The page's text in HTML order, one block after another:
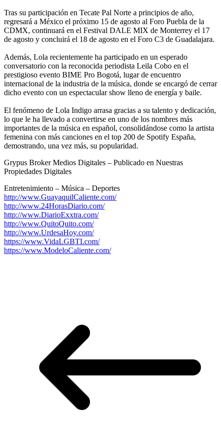
Tras su participación en Tecate Pal Norte a principios de año,
regresará a México el próximo 15 de agosto al Foro Puebla de la
CDMX, continuará en el Festival DALE MIX de Monterrey el 17
de agosto y concluirá el 18 de agosto en el Foro C3 de Guadalajara.
Además, Lola recientemente ha participado en un esperado
conversatorio con la reconocida periodista Leila Cobo en el
prestigioso evento BIME Pro Bogotá, lugar de encuentro
internacional de la industria de la música, donde se encargó de cerrar
dicho evento con un espectacular show lleno de energía y baile.
El fenómeno de Lola Indigo arrasa gracias a su talento y dedicación,
lo que le ha llevado a convertirse en uno de los nombres más
importantes de la música en español, consolidándose como la artista
femenina con más canciones en el top 200 de Spotify España,
demostrando, una vez más, su popularidad.
Grypus Broker Medios Digitales – Publicado en Nuestras
Propiedades Digitales
Entretenimiento – Música – Deportes
http://www.GuayaquilCaliente.com/
http://www.24HorasDiario.com/
http://www.DiarioExxtra.com/
http://www.QuitoQuito.com/
http://www.UrdesaHoy.com/
https://www.VidaLGBTI.com/
https://www.ModeloCaliente.com/